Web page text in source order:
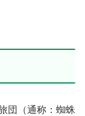
団（通称：蜘蛛